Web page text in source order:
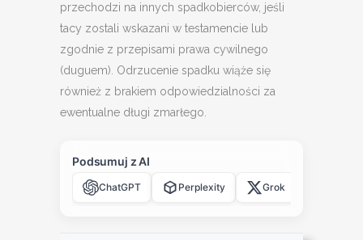
przechodzi na innych spadkobierców, jeśli
tacy zostali wskazani w testamencie lub
zgodnie z przepisami prawa cywilnego
(duguem). Odrzucenie spadku wiąże się
również z brakiem odpowiedzialności za
ewentualne długi zmarłego.
Podsumuj z AI
ChatGPT Perplexity Grok